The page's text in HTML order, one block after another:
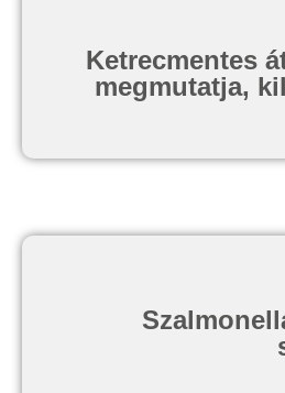
Ketrecmentes
megmutatja,